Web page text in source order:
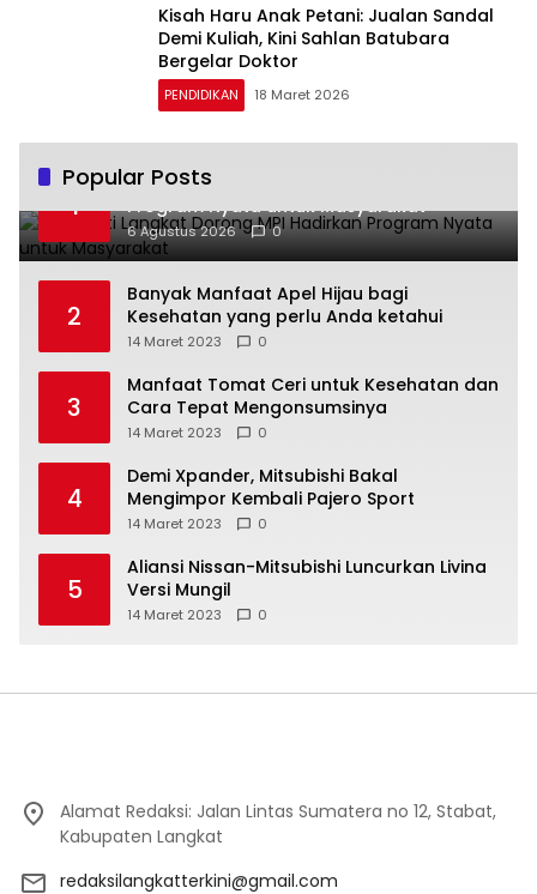
Kisah Haru Anak Petani: Jualan Sandal
Demi Kuliah, Kini Sahlan Batubara
Bergelar Doktor
PENDIDIKAN 18 Maret 2026
Popular Posts
1
Plt Bupati Langkat Dorong MPI Hadirkan
Program Nyata untuk Masyarakat
6 Agustus 2026 0
2
Banyak Manfaat Apel Hijau bagi
Kesehatan yang perlu Anda ketahui
14 Maret 2023 0
3
Manfaat Tomat Ceri untuk Kesehatan dan
Cara Tepat Mengonsumsinya
14 Maret 2023 0
4
Demi Xpander, Mitsubishi Bakal
Mengimpor Kembali Pajero Sport
14 Maret 2023 0
5
Aliansi Nissan-Mitsubishi Luncurkan Livina
Versi Mungil
14 Maret 2023 0
Alamat Redaksi: Jalan Lintas Sumatera no 12, Stabat,
Kabupaten Langkat
redaksilangkatterkini@gmail.com